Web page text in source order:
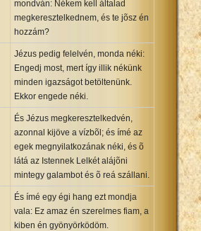
mondván: Nékem kell általad
megkeresztelkednem, és te jõsz én
hozzám?
Jézus pedig felelvén, monda néki:
Engedj most, mert így illik nékünk
minden igazságot betöltenünk.
Ekkor engede néki.
És Jézus megkeresztelkedvén,
azonnal kijöve a vízbõl; és ímé az
egek megnyilatkozának néki, és õ
látá az Istennek Lelkét alájõni
mintegy galambot és õ reá szállani.
És ímé egy égi hang ezt mondja
vala: Ez amaz én szerelmes fiam, a
kiben én gyönyörködöm.